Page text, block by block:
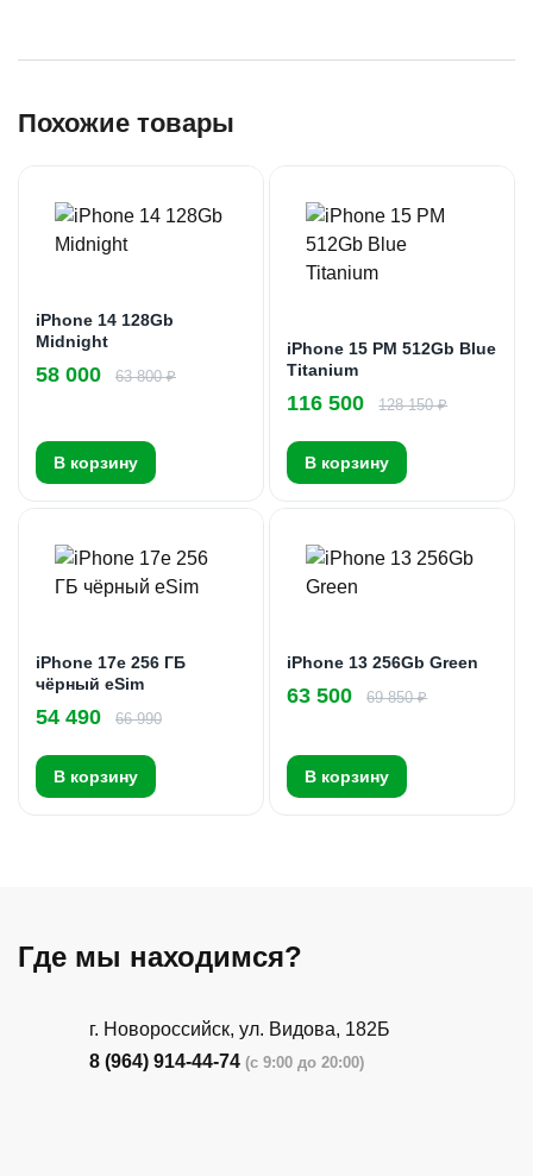
Похожие товары
iPhone 14 128Gb
Midnight
58 000 63 800 ₽
В корзину
iPhone 15 PM 512Gb Blue
Titanium
116 500 128 150 ₽
В корзину
iPhone 17e 256 ГБ
чёрный eSim
54 490 66 990
В корзину
iPhone 13 256Gb Green
63 500 69 850 ₽
В корзину
Где мы находимся?
г. Новороссийск, ул. Видова, 182Б
8 (964) 914-44-74 (с 9:00 до 20:00)